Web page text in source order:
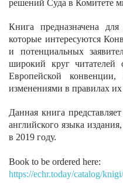
решений Суда в Комитете
Книга предназначена
которые интересуются
и потенциальных
широкий круг читателей
Европейской
изменениями в правилах
Данная книга
английского языка
в 2019 году.
Book to be ordered here:
https://echr.today/catalog/